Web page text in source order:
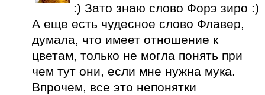
:) Зато знаю слово Форэ зиро :)
А еще есть чудесное слово Флавер,
думала, что имеет отношение к
цветам, только не могла понять при
чем тут они, если мне нужна мука.
Впрочем, все это непонятки